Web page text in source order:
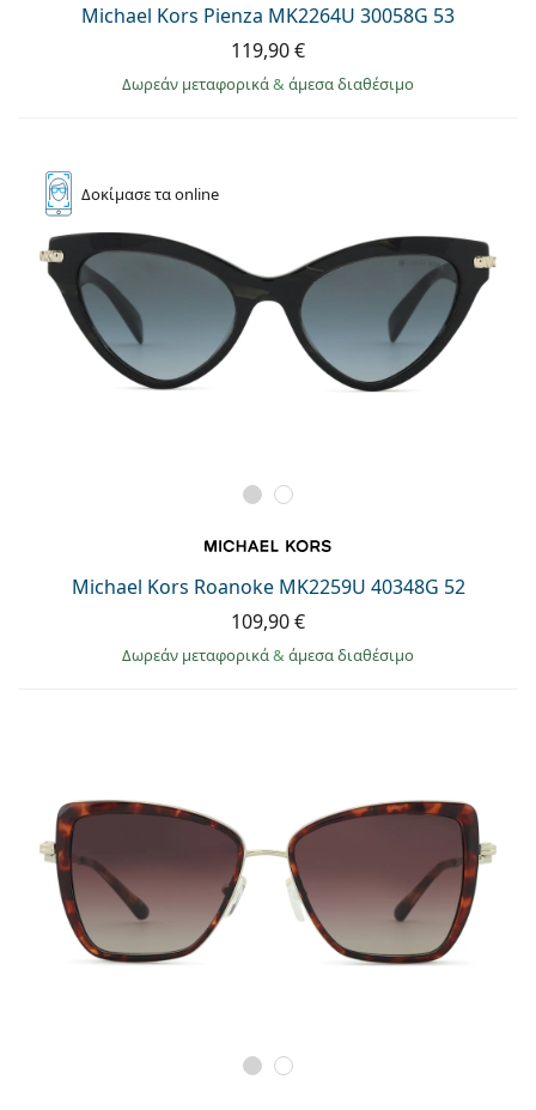
Michael Kors Pienza MK2264U 30058G 53
119,90 €
Δωρεάν μεταφορικά& άμεσα διαθέσιμο
Δοκίμασετα online
Michael Kors Roanoke MK2259U 40348G 52
109,90 €
Δωρεάν μεταφορικά& άμεσα διαθέσιμο